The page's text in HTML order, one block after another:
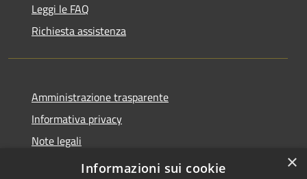
Leggi le FAQ
Richiesta assistenza
Amministrazione trasparente
Informativa privacy
Note legali
Dichiarazione di accessibilità
×
Informazioni sui cookie